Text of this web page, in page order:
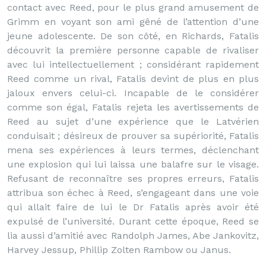
contact avec Reed, pour le plus grand amusement de
Grimm en voyant son ami gêné de l’attention d’une
jeune adolescente. De son côté, en Richards, Fatalis
découvrit la première personne capable de rivaliser
avec lui intellectuellement ; considérant rapidement
Reed comme un rival, Fatalis devint de plus en plus
jaloux envers celui-ci. Incapable de le considérer
comme son égal, Fatalis rejeta les avertissements de
Reed au sujet d’une expérience que le Latvérien
conduisait ; désireux de prouver sa supériorité, Fatalis
mena ses expériences à leurs termes, déclenchant
une explosion qui lui laissa une balafre sur le visage.
Refusant de reconnaître ses propres erreurs, Fatalis
attribua son échec à Reed, s’engageant dans une voie
qui allait faire de lui le Dr Fatalis après avoir été
expulsé de l’université. Durant cette époque, Reed se
lia aussi d’amitié avec Randolph James, Abe Jankovitz,
Harvey Jessup, Phillip Zolten Rambow ou Janus.